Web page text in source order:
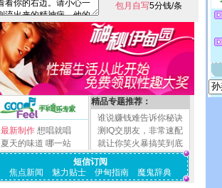
包月自写5分钱/条
最新制作 想唱就唱
夏天的味道 哪一站
精品专题推荐：
谁说赚钱难告诉你秘诀
测IQ交朋友，非常速配
就让你笑火暴搞笑到底
短信订阅
焦点新闻
魅力贴士 伊甸指南 魔鬼辞典